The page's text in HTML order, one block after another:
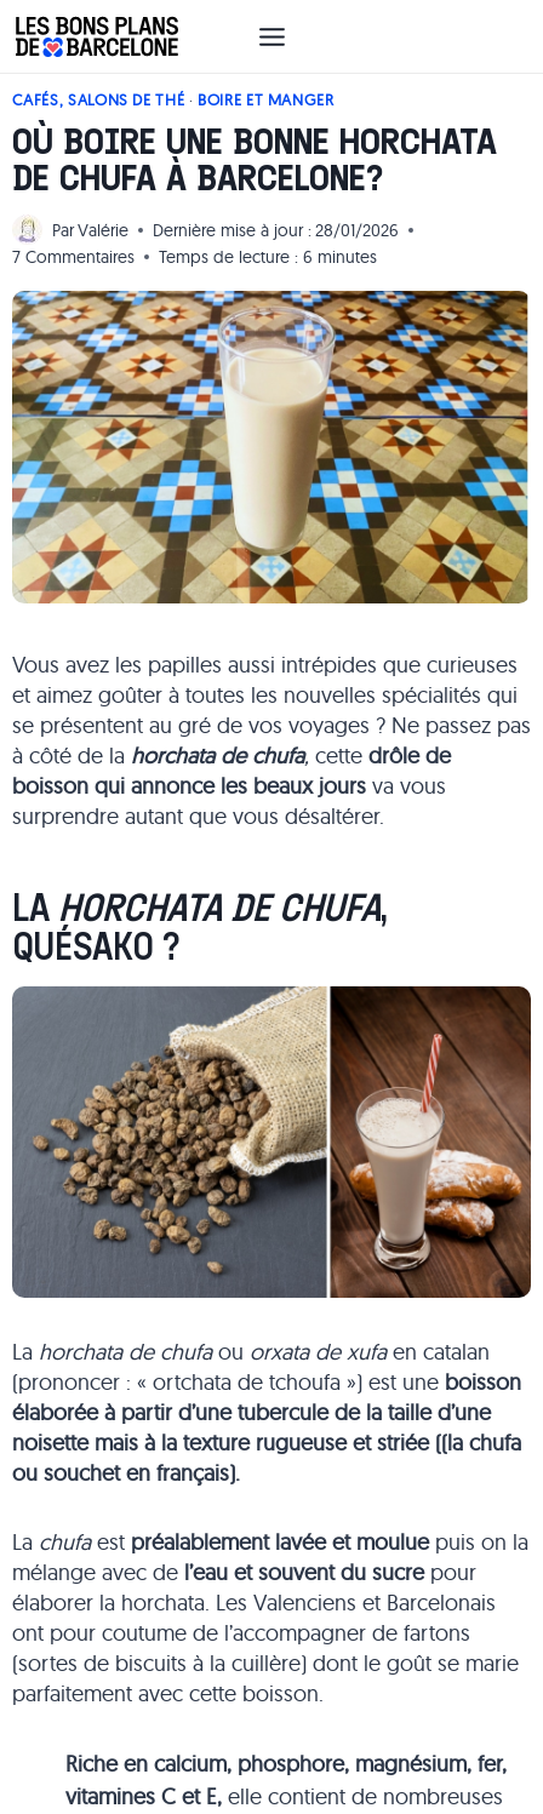
Aller
au
CAFÉS, SALONS DE THÉ · BOIRE ET MANGER
OÙ BOIRE UNE BONNE HORCHATA
DE CHUFA À BARCELONE?
ParValérie Dernière mise à jour : 28/01/2026
7 Commentaires
Temps de lecture : 6 minutes
Vous avez les papilles aussi intrépides que curieuses
et aimez goûter à toutes les nouvelles spécialités qui
se présentent au gré de vos voyages ? Ne passez pas
à côté de la horchata de chufa, cette drôle de
boisson qui annonce les beaux joursva vous
surprendre autant que vous désaltérer.
LA HORCHATA DE CHUFA,
QUÉSAKO ?
La horchata de chufaou orxata de xufaen catalan
(prononcer : « ortchata de tchoufa ») est une boisson
élaborée à partir d’une tubercule de la taille d’une
noisette mais à la texture rugueuse et striée ((la chufa
ou souchet en français).
La chufaest préalablement lavée et mouluepuis on la
mélange avec de l’eau et souvent du sucrepour
élaborer la horchata. Les Valenciens et Barcelonais
ont pour coutume de l’accompagner de fartons
(sortes de biscuits à la cuillère) dont le goût se marie
parfaitement avec cette boisson.
Riche en calcium, phosphore, magnésium, fer,
vitamines C et E, elle contient de nombreuses